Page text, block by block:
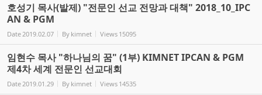
호성기 목사(발제) "전문인 선교 전망과 대책" 2018_10_IPC
AN & PGM
Date 2019.02.07 By kimnet Views 15095
임현수 목사 "하나님의 꿈" (1부) KIMNET IPCAN & PGM
제4차 세계 전문인 선교대회
Date 2019.01.29 By kimnet Views 14535